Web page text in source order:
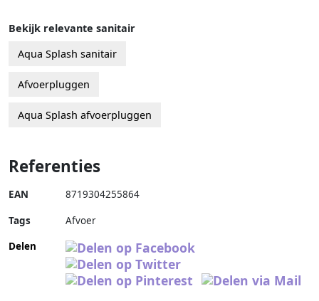
Bekijk relevante sanitair
Aqua Splash sanitair
Afvoerpluggen
Aqua Splash afvoerpluggen
Referenties
EAN 8719304255864
Tags
Afvoer
Delen